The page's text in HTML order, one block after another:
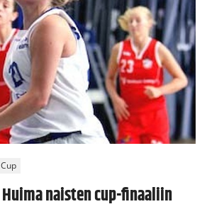
Huima naisten cup-finaaliin